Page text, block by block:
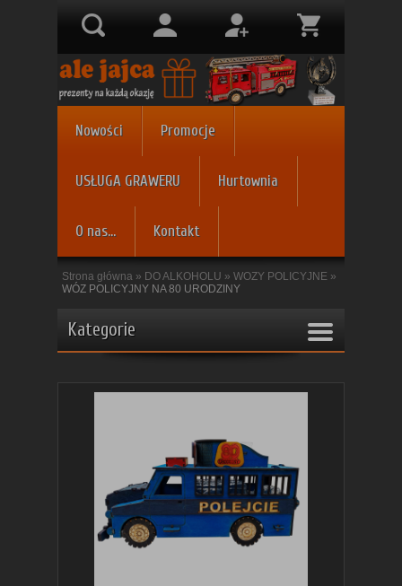
Nowości Promocje
USŁUGA GRAWERU Hurtownia
O nas... Kontakt
Strona główna » DO ALKOHOLU » WOZY POLICYJNE »
WÓZ POLICYJNY NA 80 URODZINY
Kategorie